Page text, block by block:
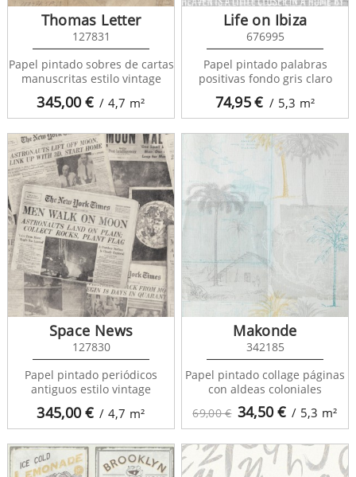
345,00€ / 4,7 m²
Thomas Letter
127831
Papel pintado sobres de cartas
manuscritas estilo vintage
74,95€ / 5,3 m²
Life on Ibiza
676995
Papel pintado palabras
positivas fondo gris claro
345,00€ / 4,7 m²
Space News
127830
Papel pintado periódicos
antiguos estilo vintage
69,00 € 34,50€ / 5,3 m²
Makonde
342185
Papel pintado collage páginas
con aldeas coloniales